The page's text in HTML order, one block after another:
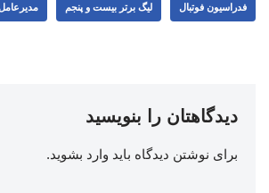
فدراسیون فوتبال لیگ برتر بیست و پنجم
دیدگاهتان را بنویسید
برای نوشتن دیدگاه باید وارد بشوید.